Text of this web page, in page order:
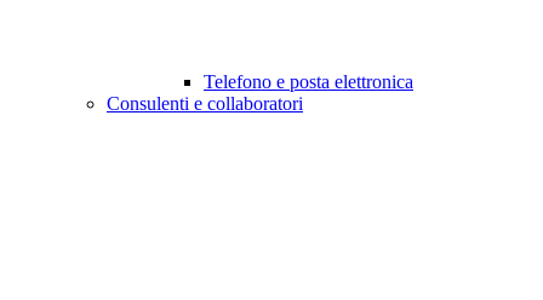
Telefono e posta elettronica
Consulenti e collaboratori